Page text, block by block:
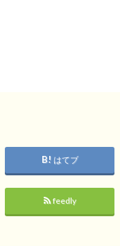
はてブ
feedly